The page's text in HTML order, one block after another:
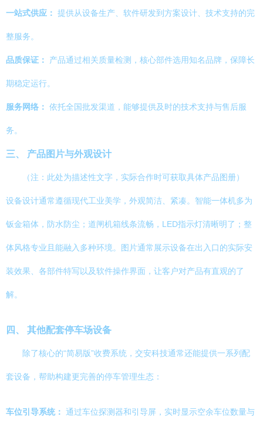
一站式供应： 提供从设备生产、软件研发到方案设计、技术支持的完
整服务。
品质保证： 产品通过相关质量检测，核心部件选用知名品牌，保障长
期稳定运行。
服务网络： 依托全国批发渠道，能够提供及时的技术支持与售后服
务。
三、 产品图片与外观设计
（注：此处为描述性文字，实际合作时可获取具体产品图册）
设备设计通常遵循现代工业美学，外观简洁、紧凑。智能一体机多为
钣金箱体，防水防尘；道闸机箱线条流畅，LED指示灯清晰明了；整
体风格专业且能融入多种环境。图片通常展示设备在出入口的实际安
装效果、各部件特写以及软件操作界面，让客户对产品有直观的了
解。
四、 其他配套停车场设备
除了核心的“简易版”收费系统，交安科技通常还能提供一系列配
套设备，帮助构建更完善的停车管理生态：
车位引导系统： 通过车位探测器和引导屏，实时显示空余车位数量与